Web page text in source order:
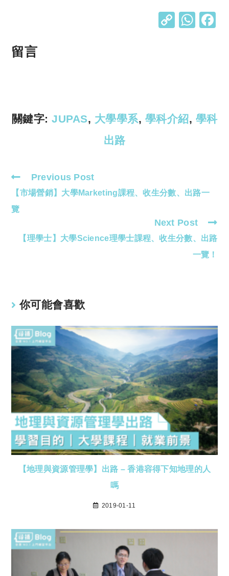
C
k
W
p
留言
關鍵字: JUPAS, 大學學系, 學科介紹, 學科
出路
Read
more
articles
Previous Post
【市場營銷】大學Marketing課程、收生分數、出路一
覽
Next Post
【理學士】大學Science理學士課程、收生分數、出路
一覽！
你可能會喜歡
【地理與資源管理學】出路 – 香港容得下知地理的人
嗎
2019-01-11